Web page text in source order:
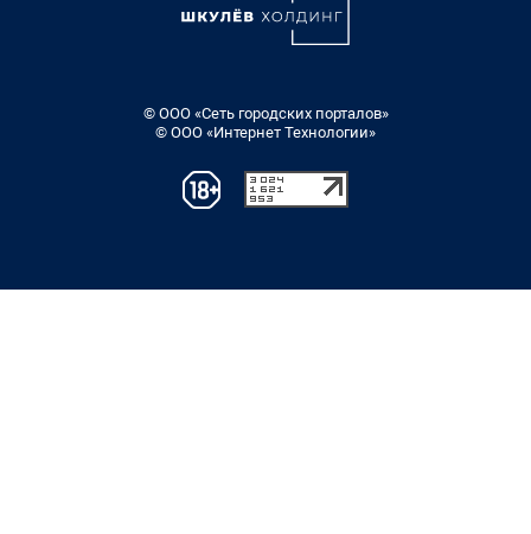
© ООО «Сеть городских порталов»
© ООО «Интернет Технологии»